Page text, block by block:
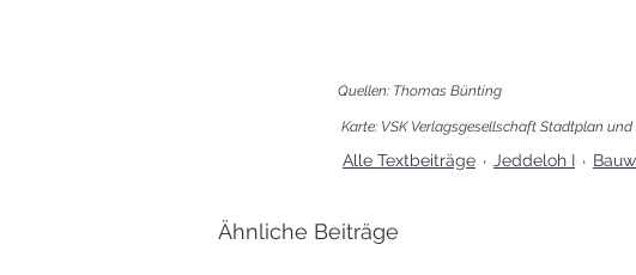
Quellen: Thomas Bünting
Karte: VSK Verlagsgesellschaft Stadtplan
Alle Textbeiträge Jeddeloh I
Ähnliche Beiträge